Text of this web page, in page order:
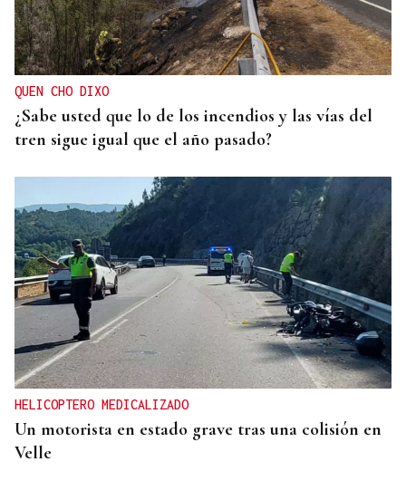
QUEN CHO DIXO
¿Sabe usted que lo de los incendios y las vías del
tren sigue igual que el año pasado?
HELICOPTERO MEDICALIZADO
Un motorista en estado grave tras una colisión en
Velle